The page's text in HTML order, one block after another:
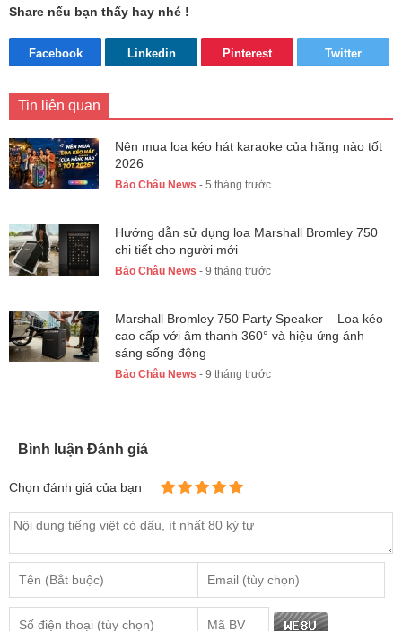
Share nếu bạn thấy hay nhé !
Facebook Linkedin Pinterest Twitter
Tin liên quan
Nên mua loa kéo hát karaoke của hãng nào tốt
2026
Bảo Châu News - 5 tháng trước
Hướng dẫn sử dụng loa Marshall Bromley 750
chi tiết cho người mới
Bảo Châu News - 9 tháng trước
Marshall Bromley 750 Party Speaker – Loa kéo
cao cấp với âm thanh 360° và hiệu ứng ánh
sáng sống động
Bảo Châu News - 9 tháng trước
Bình luận Đánh giá
Chọn đánh giá của bạn